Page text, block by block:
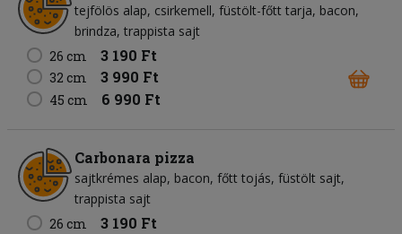
tejfölös alap csirkemell füstölt-főtt tarja bacon
brindza trappista sajt
26 cm
3 190 Ft
32 cm 3 990 Ft
45 cm 6 990 Ft
Carbonara pizza
sajtkrémes alap bacon főtt tojás füstölt sajt
trappista sajt
26 cm
3 190 Ft